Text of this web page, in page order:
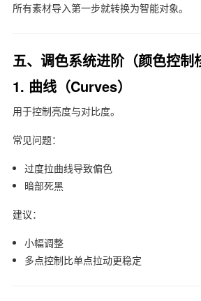
所有素材导入第一步就转换为智能对象。
五、调色系统进阶（颜色控制
1. 曲线（Curves）
用于控制亮度与对比度。
常见问题：
过度拉曲线导致偏色
暗部死黑
建议：
小幅调整
多点控制比单点拉动更稳定